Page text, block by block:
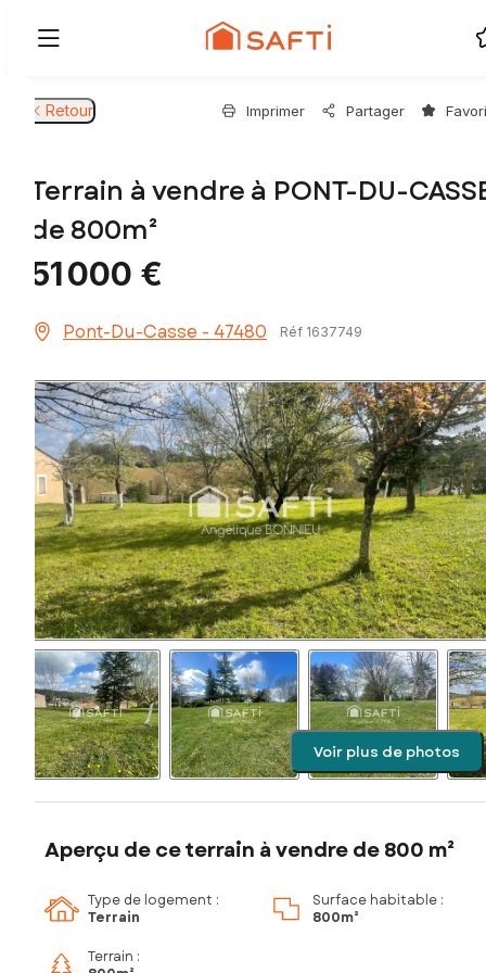
Retour Imprimer Partager
Terrain à vendre à PONT-DU-
de 800m²
51 000 €
Pont-Du-Casse - 47480 Réf 1637749
Voir plus de photos
Aperçu de ce terrain à vendre de 800 m²
Type de logement :
Terrain
Surface habitable :
800m²
Terrain :